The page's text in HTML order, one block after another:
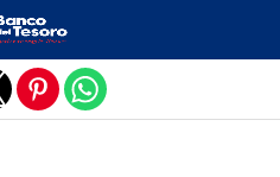
móvil